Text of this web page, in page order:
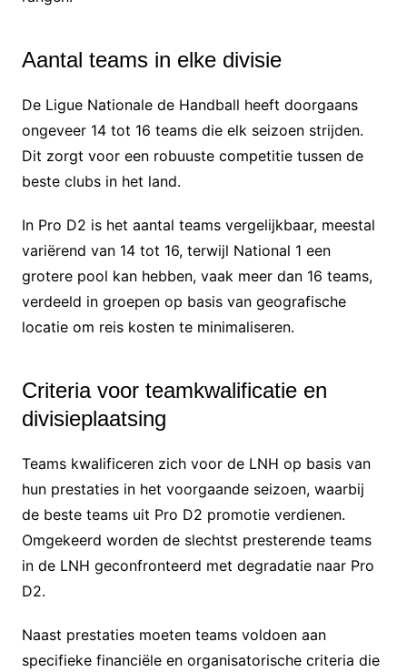
Aantal teams in elke divisie
De Ligue Nationale de Handball heeft doorgaans
ongeveer 14 tot 16 teams die elk seizoen strijden.
Dit zorgt voor een robuuste competitie tussen de
beste clubs in het land.
In Pro D2 is het aantal teams vergelijkbaar, meestal
variërend van 14 tot 16, terwijl National 1 een
grotere pool kan hebben, vaak meer dan 16 teams,
verdeeld in groepen op basis van geografische
locatie om reis kosten te minimaliseren.
Criteria voor teamkwalificatie en
divisieplaatsing
Teams kwalificeren zich voor de LNH op basis van
hun prestaties in het voorgaande seizoen, waarbij
de beste teams uit Pro D2 promotie verdienen.
Omgekeerd worden de slechtst presterende teams
in de LNH geconfronteerd met degradatie naar Pro
D2.
Naast prestaties moeten teams voldoen aan
specifieke financiële en organisatorische criteria die